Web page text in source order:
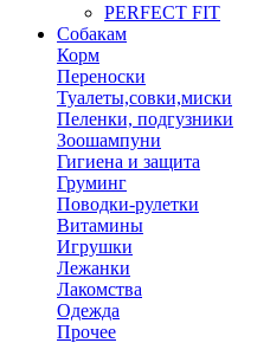
PERFECT FIT
Собакам
Корм
Переноски
Туалеты,совки,миски
Пеленки, подгузники
Зоошампуни
Гигиена и защита
Груминг
Поводки-рулетки
Витамины
Игрушки
Лежанки
Лакомства
Одежда
Прочее